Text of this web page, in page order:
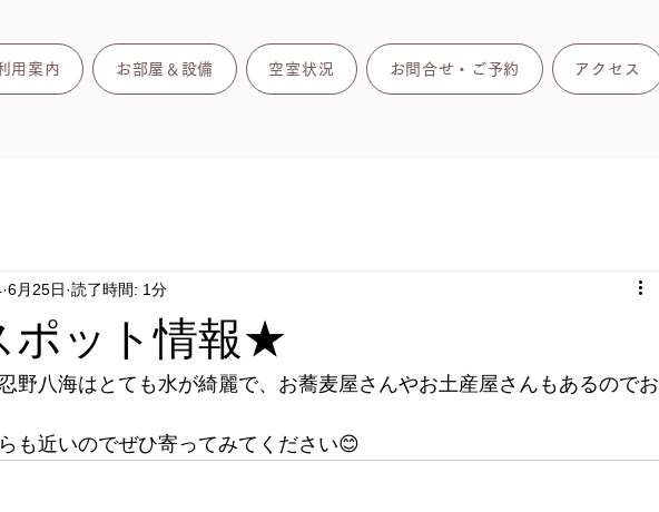
用案内 お部屋＆設備 空室状況 お問合せ・ご予約 アクセス
ット情報★
6月25日 読了時間: 1分
野八海はとても水が綺麗で、お蕎麦屋さんやお土産屋さんもあるのでお
も近いのでぜひ寄ってみてください😊